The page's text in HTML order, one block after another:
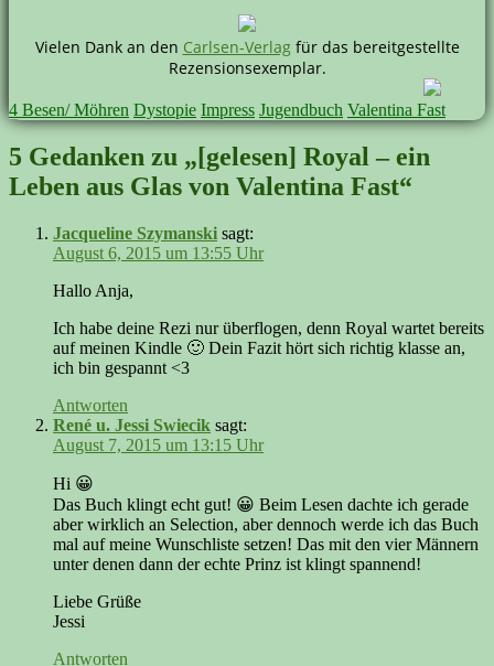
Vielen Dank an den Carlsen-Verlagfür das bereitgestellte
Rezensionsexemplar.
4 Besen/ Möhren Dystopie Impress Jugendbuch Valentina Fast
5 Gedanken zu „[gelesen] Royal – ein
Leben aus Glas von Valentina Fast“
Jacqueline Szymanski sagt:
August 6, 2015 um 13:55 Uhr
Hallo Anja,
Ich habe deine Rezi nur überflogen, denn Royal wartet bereits
auf meinen Kindle 🙂 Dein Fazit hört sich richtig klasse an,
ich bin gespannt <3
Antworten
René u. Jessi Swiecik sagt:
August 7, 2015 um 13:15 Uhr
Hi 😀
Das Buch klingt echt gut! 😀 Beim Lesen dachte ich gerade
aber wirklich an Selection, aber dennoch werde ich das Buch
mal auf meine Wunschliste setzen! Das mit den vier Männern
unter denen dann der echte Prinz ist klingt spannend!
Liebe Grüße
Jessi
Antworten